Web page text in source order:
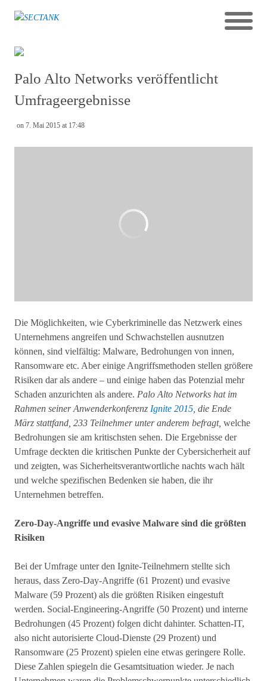
Palo Alto Networks veröffentlicht
Umfrageergebnisse
on 7. Mai 2015 at 17:48
Die Möglichkeiten, wie Cyberkriminelle das Netzwerk eines
Unternehmens angreifen und Schwachstellen ausnutzen
können, sind vielfältig: Malware, Bedrohungen von innen,
Ransomware etc. Aber einige Angriffsmethoden stellen größere
Risiken dar als andere – und einige haben das Potenzial mehr
Schaden anzurichten als andere. Palo Alto Networks hat im
Rahmen seiner Anwenderkonferenz Ignite 2015 , die Ende
März stattfand, 233 Teilnehmer unter anderem befragt, welche
Bedrohungen sie am kritischsten sehen. Die Ergebnisse der
Umfrage deckten die kritischen Punkte der Cybersicherheit auf
und zeigten, was Sicherheitsverantwortliche nachts wach hält
und welche spezifischen Bedenken sie haben, die ihr
Unternehmen betreffen.
Zero-Day-Angriffe und evasive Malware sind die größten
Risiken
Bei der Umfrage unter den Ignite-Teilnehmern stellte sich
heraus, dass Zero-Day-Angriffe (61 Prozent) und evasive
Malware (59 Prozent) als die größten Risiken eingestuft
werden. Social-Engineering-Angriffe (50 Prozent) und interne
Bedrohungen (45 Prozent) folgen dicht dahinter. Schatten-IT,
also nicht autorisierte Cloud-Dienste (29 Prozent) und
Ransomware (25 Prozent) spielen eine etwas geringere Rolle.
Diese Zahlen spiegeln die Gesamtsituation wieder. Je nach